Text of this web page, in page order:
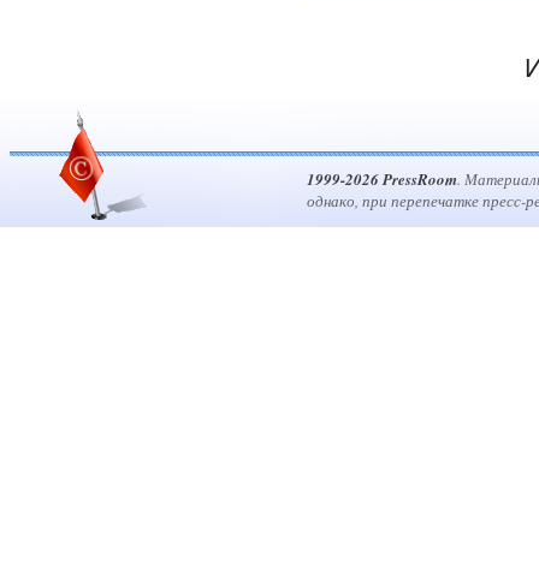
1999-2026 PressRoom.
однако, при перепечатке пресс-